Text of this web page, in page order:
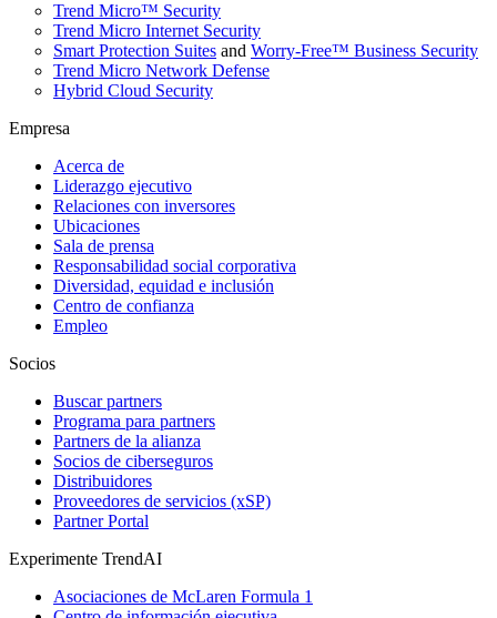
Trend Micro™ Security
Trend Micro Internet Security
Smart Protection Suites and Worry-Free™ Business Security
Trend Micro Network Defense
Hybrid Cloud Security
Empresa
Acerca de
Liderazgo ejecutivo
Relaciones con inversores
Ubicaciones
Sala de prensa
Responsabilidad social corporativa
Diversidad, equidad e inclusión
Centro de confianza
Empleo
Socios
Buscar partners
Programa para partners
Partners de la alianza
Socios de ciberseguros
Distribuidores
Proveedores de servicios (xSP)
Partner Portal
Experimente TrendAI
Asociaciones de McLaren Formula 1